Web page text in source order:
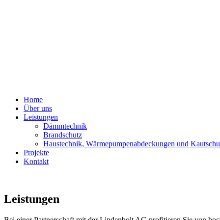
Home
Über uns
Leistungen
Dämmtechnik
Brandschutz
Haustechnik, Wärmepumpenabdeckungen und
Projekte
Kontakt
Leistungen